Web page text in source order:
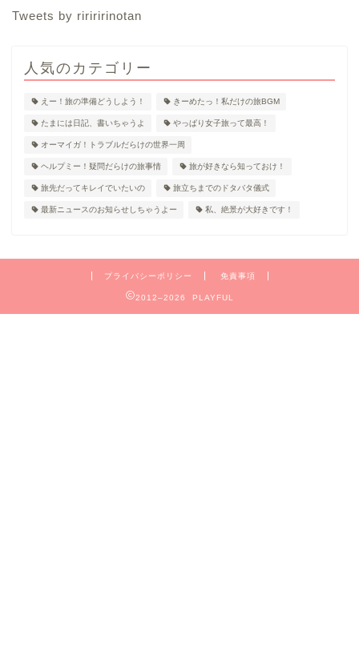
Tweets by ririririnotan
人気のカテゴリー
えー！旅の準備どうしよう！ きーめたっ！私だけの旅BGM
たまには日記、書いちゃうよ やっぱり女子旅って最高！
オーマイガ！トラブルだらけの世界一周
ヘルプミー！疑問だらけの旅事情 旅が好きなら知っておけ！
旅先だってキレイでいたいの 旅立ちまでのドタバタ儀式
最新ニュースのお知らせしちゃうよー 私、絶景が大好きです！
プライバシーポリシー 免責事項
2012–2026 PLAYFUL